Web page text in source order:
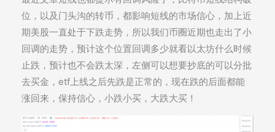
位，以及门头沟的转币，都影响短线的市场信心，加上近
期美股一直处于下跌走势，所以我们币圈近期也走出了小
回调的走势，预计这个位置回调多少就看以太坊什么时候
止跌，预计也不会跌太深，左侧可以想要抄底的可以分批
去买金，etf上线之后先跌是正常的，现在跌的后面都能
涨回来，保持信心，小跌小买，大跌大买！